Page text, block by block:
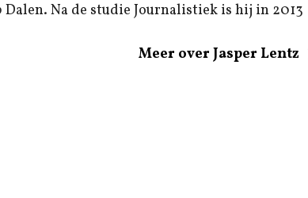
Na de studie Journalistiek is hij in 2013
Meer over Jasper Lentz